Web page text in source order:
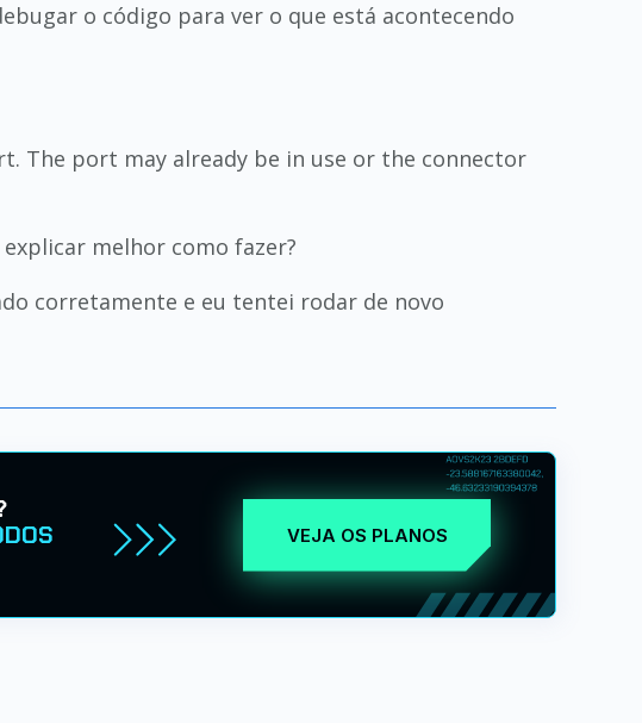
o código para ver o que está acontecendo
The port may already be in use or the connector
melhor como fazer?
corretamente e eu tentei rodar de novo
VEJA OS PLANOS